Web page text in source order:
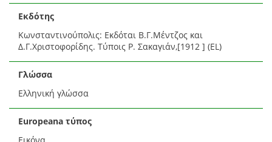
Εκδότης
Κωνσταντινούπολις: Εκδόται Β.Γ.Μέντζος και
Δ.Γ.Χριστοφορίδης. Τύποις Ρ. Σακαγιάν,[1912 ] (EL)
Γλώσσα
Ελληνική γλώσσα
Europeana τύπος